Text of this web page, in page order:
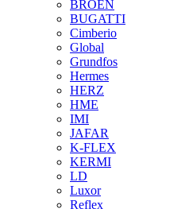
BROEN
BUGATTI
Cimberio
Global
Grundfos
Hermes
HERZ
HME
IMI
JAFAR
K-FLEX
KERMI
LD
Luxor
Reflex